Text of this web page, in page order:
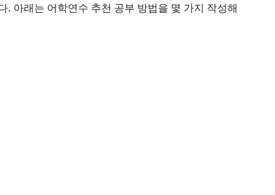
. 아래는 어학연수 추천 공부 방법을 몇 가지 작성해